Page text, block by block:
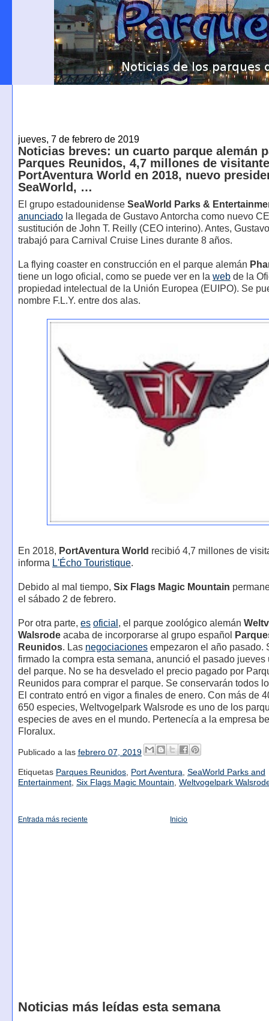
jueves, 7 de febrero de 2019
Noticias breves: un cuarto parque alemán
Parques Reunidos, 4,7 millones de
PortAventura World en 2018, nuevo
SeaWorld, …
El grupo estadounidense SeaWorld Parks &
anunciadola llegada de Gustavo Antorcha como nuevo
sustitución de John T. Reilly (CEO interino). Antes,
trabajó para Carnival Cruise Lines durante 8 años.
La flying coaster en construcción en el parque alemán
tiene un logo oficial, como se puede ver en la webde la
propiedad intelectual de la Unión Europea (EUIPO). Se
nombre F.L.Y. entre dos alas.
En 2018, PortAventura World recibió 4,7 millones de
informa L'Écho Touristique.
Debido al mal tiempo, Six Flags Magic Mountain
el sábado 2 de febrero.
Por otra parte, es oficial , el parque zoológico alemán
Walsrodeacaba de incorporarse al grupo español
Reunidos. Las negociacionesempezaron el año pasado.
firmado la compra esta semana, anunció el pasado jueves
del parque. No se ha desvelado el precio pagado por
Reunidos para comprar el parque. Se conservarán todos
El contrato entró en vigor a finales de enero. Con más de
650 especies, Weltvogelpark Walsrode es uno de los
especies de aves en el mundo. Pertenecía a la empresa
Floralux.
Publicado a las febrero 07, 2019
Etiquetas Parques Reunidos, Port Aventura, SeaWorld Parks and
Entertainment, Six Flags Magic Mountain, Weltvogelpark
Entrada más reciente Inicio
Noticias más leídas esta semana